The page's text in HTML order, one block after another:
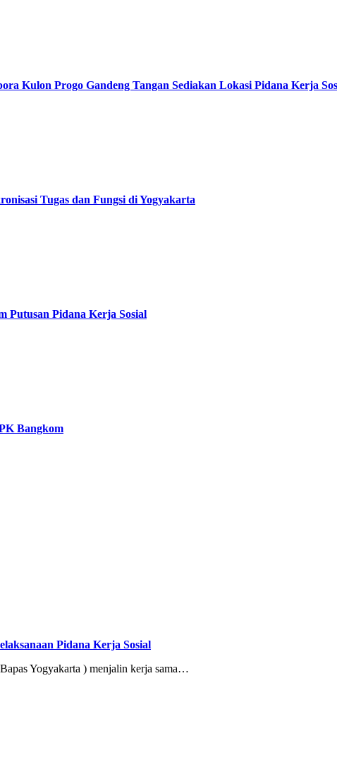
Kulon Progo Gandeng Tangan Sediakan Lokasi Pidana Kerja
Tugas dan Fungsi di Yogyakarta
Putusan Pidana Kerja Sosial
Bangkom
Pidana Kerja Sosial
Yogyakarta ) menjalin kerja sama…